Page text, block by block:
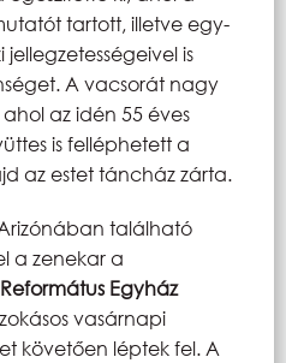
tartott, illetve egy-
is
A vacsorát nagy
az idén 55 éves
is felléphetett a
az estet táncház zárta.
található
a zenekar a
Egyház
vasárnapi
követően léptek fel. A